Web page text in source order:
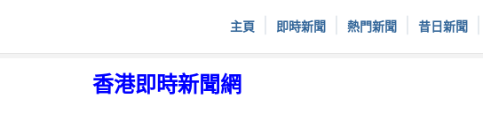
主頁 即時新聞 熱門新聞 昔日新聞
香港即時新聞網